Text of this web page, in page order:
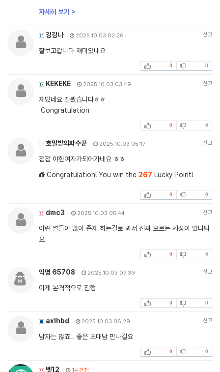
자세히 보기 >
깅깅나 2025.10.03 02:26 신고
잘보고갑니다 재미있네요
0 0
KEKEKE 2025.10.03 03:49 신고
재밌네요 잘봤습니다ㅎㅎ
Congratulation
0 0
호밀밭의파수꾼 2025.10.03 05:17 신고
점점 야한여자가되어가네요 ㅎㅎ
Congratulation! You win the 267 Lucky Point!
0 0
dmc3 2025.10.03 05:44 신고
이런 썰들이 많이 존재 하는걸로 봐서 진짜 모르는 세상이 있나봐
요
0 0
익명 65708 2025.10.03 07:39 신고
이제 본격적으로 진행
0 0
axlhbd 2025.10.03 08:29 신고
남자는 많죠.. 좋은 초대남 만나길요
0 0
벳12 1시간전